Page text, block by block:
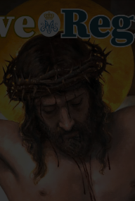
Señor Jesucristo – 1 de julio
Santo Tomás Apóstol – 3 de
San Benito abad – 11 de julio